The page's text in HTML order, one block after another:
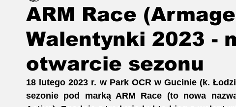
Gładko przez Przeszkody Kids OCR
ARM Race
Walentynki 2023 -
otwarcie sezonu
18 lutego 2023 r. w Park OCR w Gucinie (k.
sezonie pod marką ARM Race (to nowa